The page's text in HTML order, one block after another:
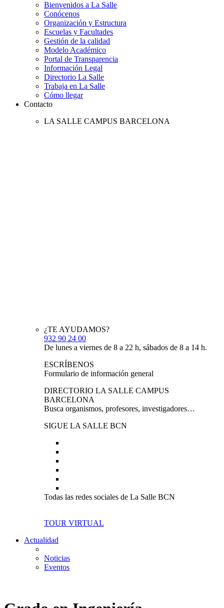
Bienvenidos a La Salle
Conócenos
Organización y Estructura
Escuelas y Facultades
Gestión de la calidad
Modelo Académico
Portal de Transparencia
Información Legal
Directorio La Salle
Trabaja en La Salle
Cómo llegar
Contacto
LA SALLE CAMPUS BARCELONA
¿TE AYUDAMOS?
932 90 24 00
De lunes a viernes de 8 a 22 h, sábados de 8 a 14 h.
ESCRÍBENOS
Formulario de información general
DIRECTORIO LA SALLE CAMPUS
BARCELONA
Busca organismos, profesores, investigadores…
SIGUE LA SALLE BCN
Todas las redes sociales de La Salle BCN
TOUR VIRTUAL
Actualidad
Noticias
Eventos